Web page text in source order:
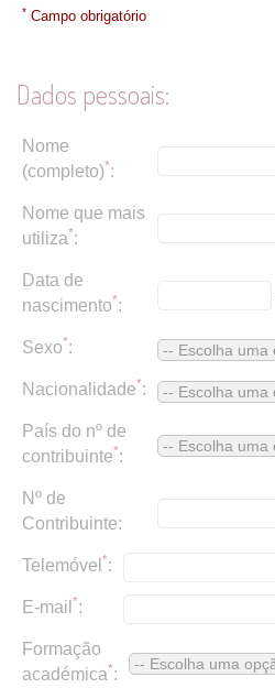
* Campo obrigatório
Dados pessoais:
Nome
(completo)*:
Nome que mais
utiliza*:
Data de
nascimento*:
Sexo*:
Nacionalidade*:
País do nº de
contribuinte*:
Nº de
Contribuinte:
Telemóvel *:
E-mail *:
Formação
académica*: